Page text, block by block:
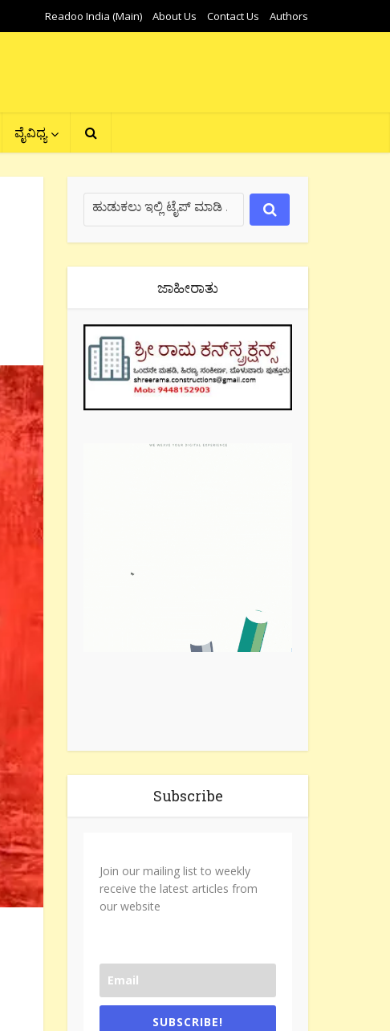
Readoo India (Main) About Us Contact Us Authors
ವೈವಿಧ್ಯ
ಜಾಹೀರಾತು
Subscribe
Join our mailing list to weekly
receive the latest articles from
our website
SUBSCRIBE!